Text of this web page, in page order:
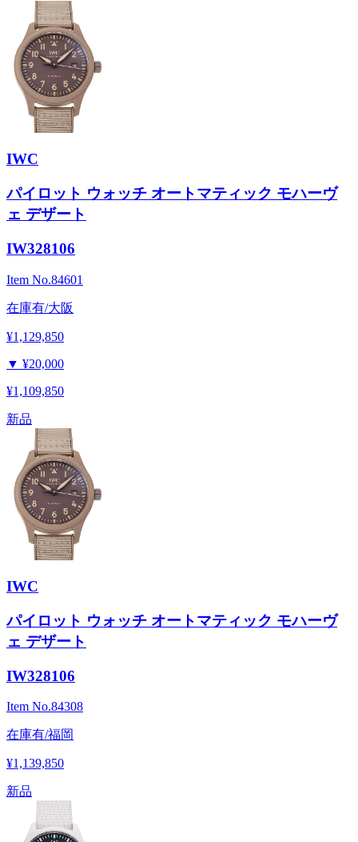
IWC
パイロット ウォッチ オートマティック モハーヴ
ェ デザート
IW328106
Item No.84601
在庫有/大阪
¥1,129,850
▼ ¥20,000
¥1,109,850
新品
IWC
パイロット ウォッチ オートマティック モハーヴ
ェ デザート
IW328106
Item No.84308
在庫有/福岡
¥1,139,850
新品